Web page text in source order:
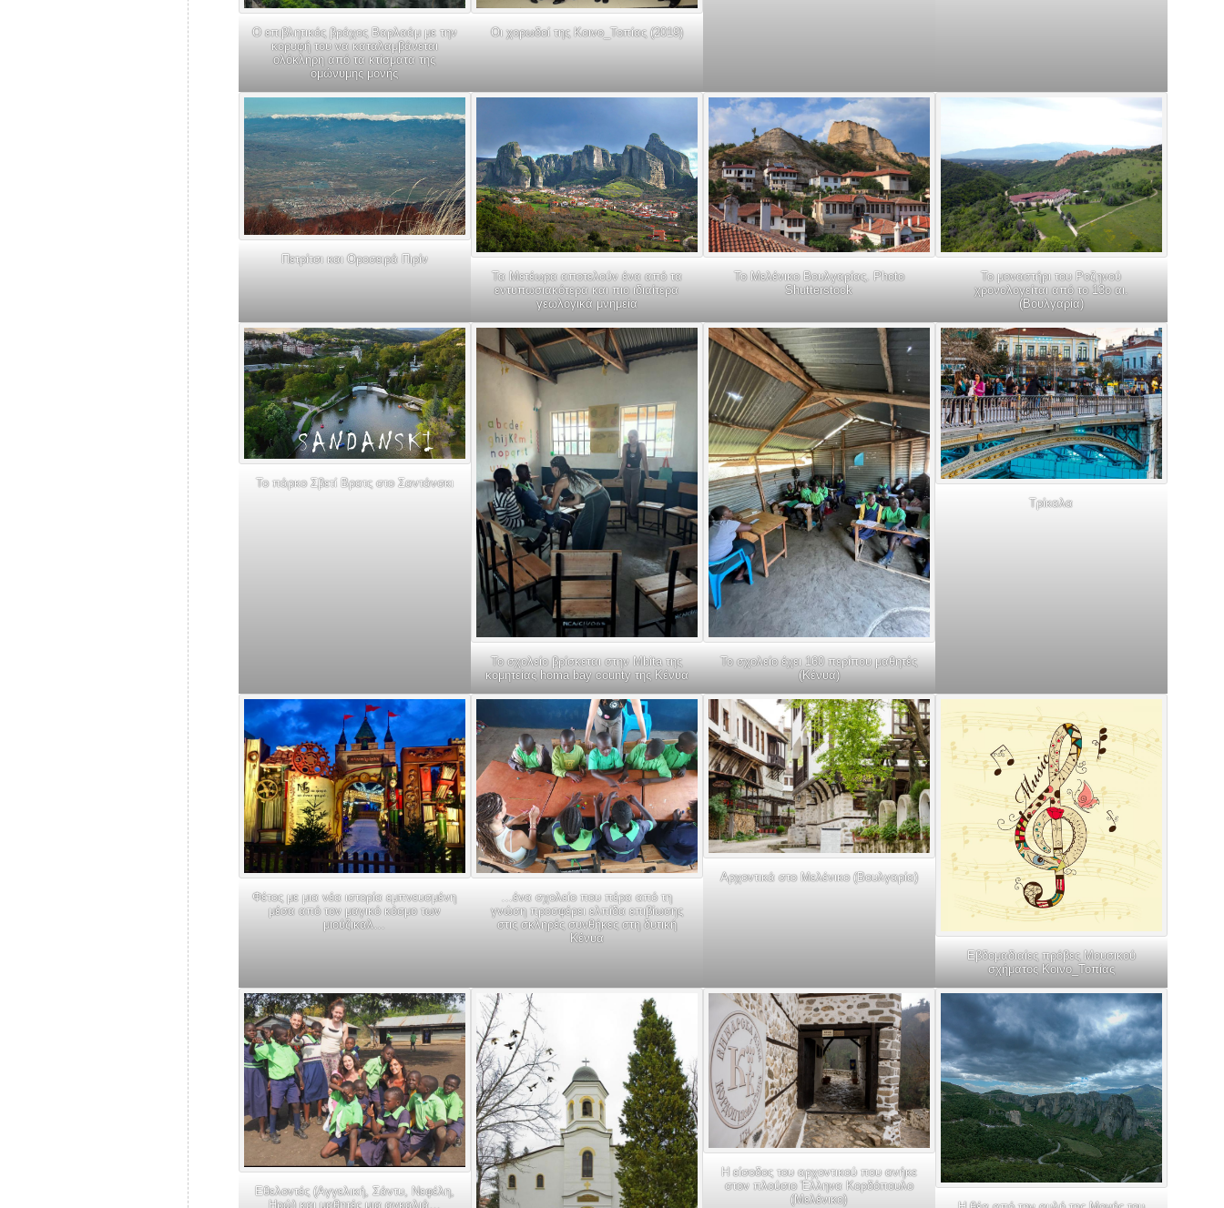
Ο επιβλητικός βράχος Βαρλαάμ με την
κορυφή του να καταλαμβάνεται
ολόκληρη από τα κτίσματα της
ομώνυμης μονής
Οι χορωδοί της Κοινο_Τοπίας (2019)
Πετρίτσι και Οροσειρά Πιρίν
Τα Μετέωρα αποτελούν ένα από τα
εντυπωσιακότερα και πιο ιδιαίτερα
γεωλογικά μνημεία
Το Μελένικο Βουλγαρίας. Photo
Shutterstock
Το μοναστήρι του Ροζηνού
χρονολογείται από το 13ο αι.
(Βουλγαρία)
Το πάρκο Σβετί Βρατς στο Σαντάνσκι
Το σχολείο βρίσκεται στην Mbita της
κομητείας homa bay county της Κένυα
Το σχολείο έχει 160 περίπου μαθητές
(Κένυα)
Τρίκαλα
Φέτος με μια νέα ιστορία εμπνευσμένη
μέσα από τον μαγικό κόσμο των
μιούζικαλ…
…ένα σχολείο που πέρα από τη
γνώση προσφέρει ελπίδα επιβίωσης
στις σκληρές συνθήκες στη δυτική
Κένυα
Αρχοντικά στο Μελένικο (Βουλγαρία)
Εβδομαδιαίες πρόβες Μουσικού
σχήματος Κοινο_Τοπίας
Εθελοντές (Αγγελική, Σάντυ, Νεφέλη,
Ηρώ) και μαθητές μια αγκαλιά…
Η είσοδος του αρχοντικού που ανήκε
στον πλούσιο Έλληνα Κορδόπουλο
(Μελένικο)